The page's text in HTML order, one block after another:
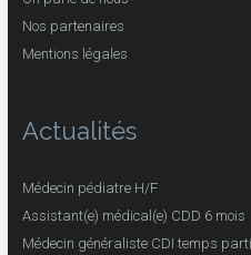
Nos partenaires
Mentions légales
Actualités
Médecin pédiatre H/F
Assistant(e) médical(e) CDD 6 mois
Médecin généraliste CDI temps